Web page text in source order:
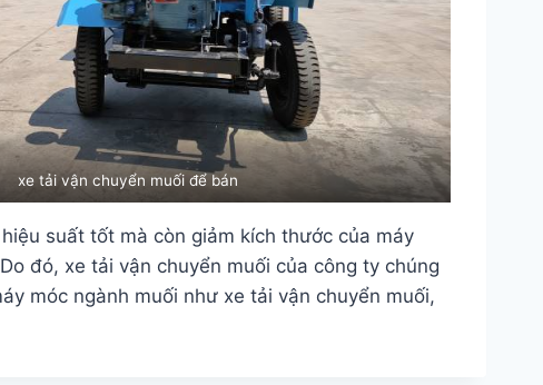
xe tải vận chuyển muối để bán
suất tốt mà còn giảm kích thước của máy
đó, xe tải vận chuyển muối của công ty chúng
móc ngành muối như xe tải vận chuyển muối,